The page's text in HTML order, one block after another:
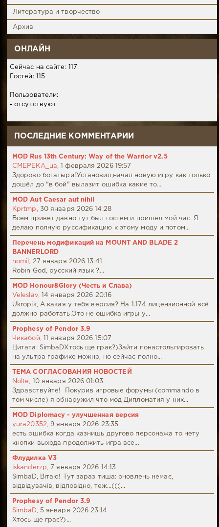
Литература и творчество
Архив
ОНЛАЙН
Сейчас на сайте: 117
Гостей: 115
Пользователи:
- отсутствуют
ПОСЛЕДНИЕ КОММЕНТАРИИ
MOD Rus 13th Century: Way of the Warrior v2.5
CMEPEKA_ua,
1 февраля 2026 19:57
Здорово богатыри!Установил,начал новую игру как только
дошёл до "в бой" вылазит ошибка какие то...
MOD Aut Caesar aut nihil
Kprtmp,
30 января 2026 14:28
Всем привет давно тут был гостем и пришел мой час. Я
делаю полную руссификацию к этому моду и потом...
Перечень модификаций на MOUNT AND BLADE 2
BANNERLORD
nomil,
27 января 2026 13:41
Robin God, русский язык ?...
MOD Honour&Glory (Честь и Слава)
Veleslav,
14 января 2026 20:16
Ukropik, А какая у тебя версия? На 1.174 лицензионной всё
должно работать.Это не ошибка игры у...
Prophesy of Pendor 3.9
Чикабой,
11 января 2026 15:07
Цитата: SimbaDХтось ще грає?)Зайти понастольгировать
на ультра графике можно, но сейчас полно...
ТЕМА СОГЛАСОВАНИЯ НОВОСТЕЙ
Nolte,
10 января 2026 01:03
Здравствуйте! Покурив игровые форумы (commando в
том числе) я обнаружил что мод Дипломатия у них...
MOD Diplomacy - улучшенная версия
yura20352,
9 января 2026 23:35
есть ошибка когда казнишь другово персонажа то нету
кнопки выхода продолжить игра все...
Флудилка V3
iskanderzp,
7 января 2026 14:13
SimbaD, Вітаю! Тут зараз тиша: оновлень немає,
відвідувачів, відповідно, теж...(((...
Prophesy of Pendor 3.9
SimbaD,
5 января 2026 23:14
Хтось ще грає?)...